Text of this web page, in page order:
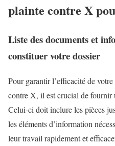
plainte contre X
Liste des documents et
constituer votre dossier
Pour garantir l’efficacité de
contre X, il est crucial de fournir
Celui-ci doit inclure les pièces
les éléments d’information
leur travail rapidement et